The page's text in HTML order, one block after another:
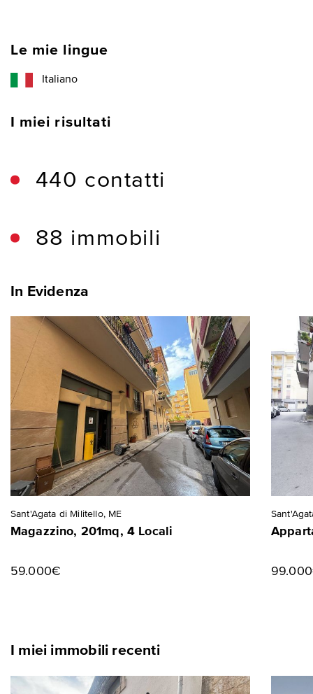
Le mie lingue
Italiano
I miei risultati
440 contatti
88 immobili
In Evidenza
Sant'Agata di Militello, ME
Magazzino, 201mq, 4 Locali
59.000€
I miei immobili recenti